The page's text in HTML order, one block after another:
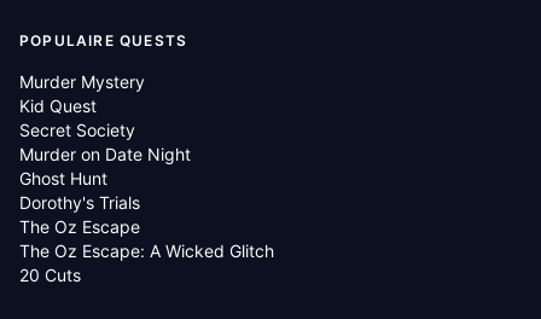
POPULAIRE QUESTS
Murder Mystery
Kid Quest
Secret Society
Murder on Date Night
Ghost Hunt
Dorothy's Trials
The Oz Escape
The Oz Escape: A Wicked Glitch
20 Cuts